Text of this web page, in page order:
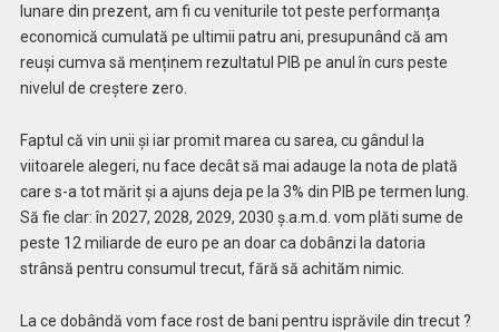
lunare din prezent, am fi cu veniturile tot peste performanța
economică cumulată pe ultimii patru ani, presupunând că am
reuși cumva să menținem rezultatul PIB pe anul în curs peste
nivelul de creștere zero.
Faptul că vin unii și iar promit marea cu sarea, cu gândul la
viitoarele alegeri, nu face decât să mai adauge la nota de plată
care s-a tot mărit și a ajuns deja pe la 3% din PIB pe termen lung.
Să fie clar: în 2027, 2028, 2029, 2030 ș.a.m.d. vom plăti sume de
peste 12 miliarde de euro pe an doar ca dobânzi la datoria
strânsă pentru consumul trecut, fără să achităm nimic.
La ce dobândă vom face rost de bani pentru isprăvile din trecut ?